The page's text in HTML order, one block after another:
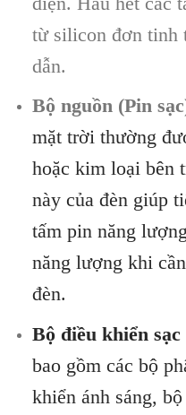
từ silicon đơn tinh
dẫn.
Bộ nguồn (Pin
mặt trời thường
hoặc kim loại bên
này của đèn giúp
tấm pin năng
năng lượng khi
đèn.
Bộ điều khiển sạc
bao gồm các bộ
khiển ánh sáng,